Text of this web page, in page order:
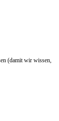
(damit wir wissen,